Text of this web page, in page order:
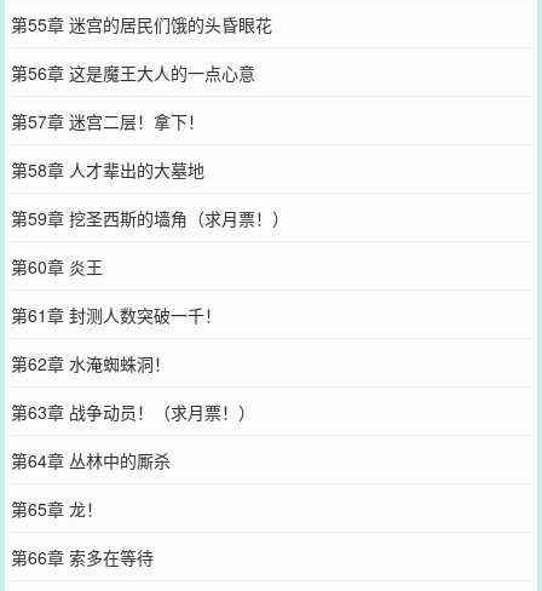
第55章 迷宫的居民们饿的头昏眼花
第56章 这是魔王大人的一点心意
第57章 迷宫二层！拿下！
第58章 人才辈出的大墓地
第59章 挖圣西斯的墙角（求月票！）
第60章 炎王
第61章 封测人数突破一千！
第62章 水淹蜘蛛洞！
第63章 战争动员！（求月票！）
第64章 丛林中的厮杀
第65章 龙！
第66章 索多在等待